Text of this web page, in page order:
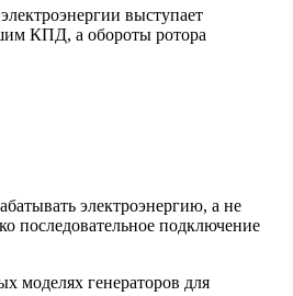
выступает
КПД, а обороты ротора
электроэнергию, а не
последовательное подключение
моделях генераторов для